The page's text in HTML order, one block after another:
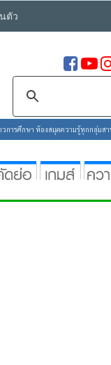
ตัว
ารศึกษา ห้องสมุดความรู้ทุกกลุ่มส